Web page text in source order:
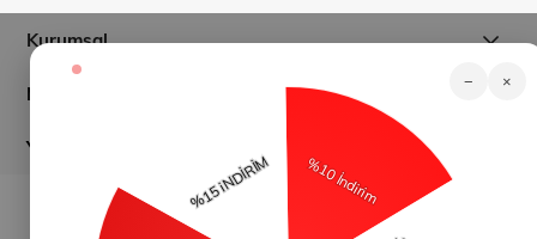
Kurumsal
Müşteri İlişkileri
Yardım
− ×